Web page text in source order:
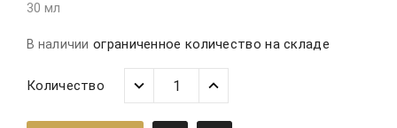
30 мл
В наличии ограниченное количество на складе
Количество